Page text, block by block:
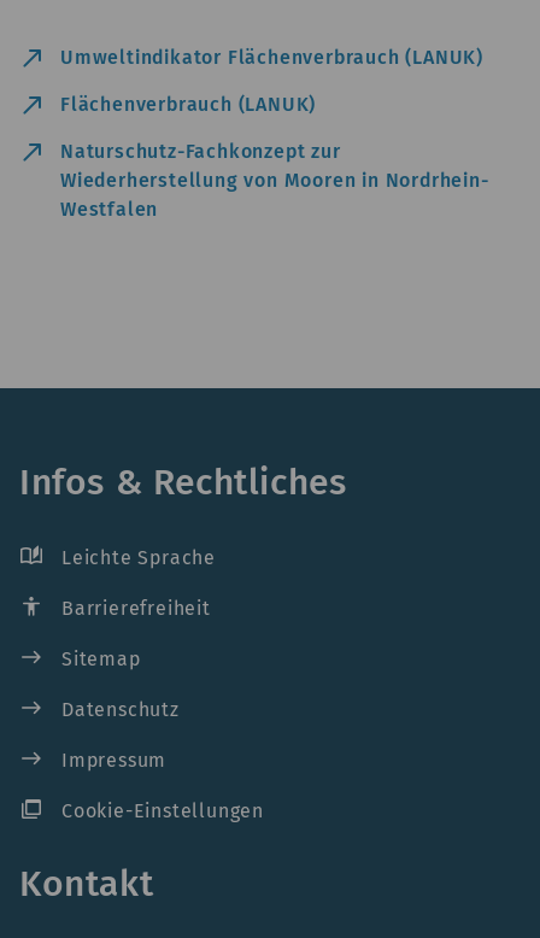
north_east Umweltindikator Flächenverbrauch (LANUK)
north_east Flächenverbrauch (LANUK)
north_east
Naturschutz-Fachkonzept zur
Wiederherstellung von Mooren in Nordrhein-
Westfalen
Infos & Rechtliches
auto_stories Leichte Sprache
accessibility Barrierefreiheit
east Sitemap
east Datenschutz
east Impressum
ad_group Cookie-Einstellungen
Kontakt